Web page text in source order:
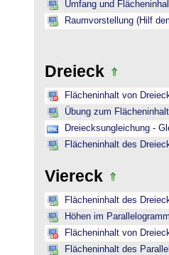
Umfang und
Raumvorstellung (Hilf
Dreieck
Flächeninhalt von
Übung zum
Dreiecksungleichung -
Flächeninhalt des
Viereck
Flächeninhalt des
Höhen im Parallelogramm
Flächeninhalt von
Flächeninhalt des